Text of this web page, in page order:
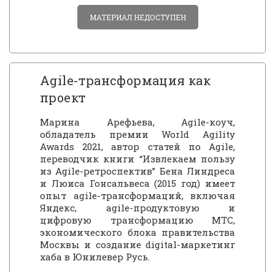
МАТЕРИАЛ НЕДОСТУПЕН
Agile-трансформация как
проект
Марина Арефьева, Agile-коуч,
обладатель премии World Agility
Awards 2021, автор статей по Agile,
переводчик книги “Извлекаем пользу
из Agile-ретроспектив” Бена Линдреса
и Люиса Гонсальвеса (2015 год) имеет
опыт agile-трансформаций, включая
Яндекс, agile-продуктовую и
цифровую трансформацию МТС,
экономического блока правительства
Москвы и создание digital-маркетинг
хаба в Юнилевер Русь.